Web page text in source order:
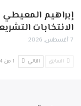
إبراهيم
الانتخابات
7 أغسطس, 2026
السابق التالي 1 من 7٬294